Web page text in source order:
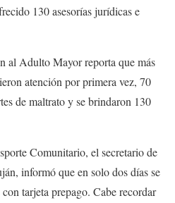
130 asesorías jurídicas e
al Adulto Mayor reporta que más
atención por primera vez, 70
de maltrato y se brindaron 130
Comunitario, el secretario de
informó que en solo dos días se
tarjeta prepago. Cabe recordar